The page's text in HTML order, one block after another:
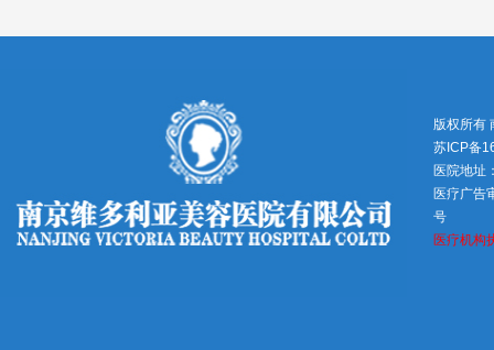
版权所有
苏ICP备
医院地址
医疗广告
号
医疗机构